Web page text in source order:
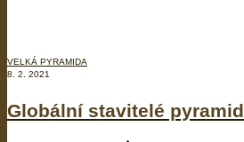
VELKÁ PYRAMIDA
8. 2. 2021
Globální stavitelé pyramid